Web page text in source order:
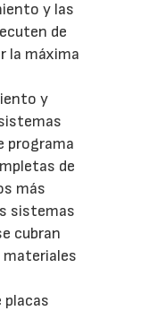
y las
de
la máxima
y
programa
de
más
sistemas
cubran
placas